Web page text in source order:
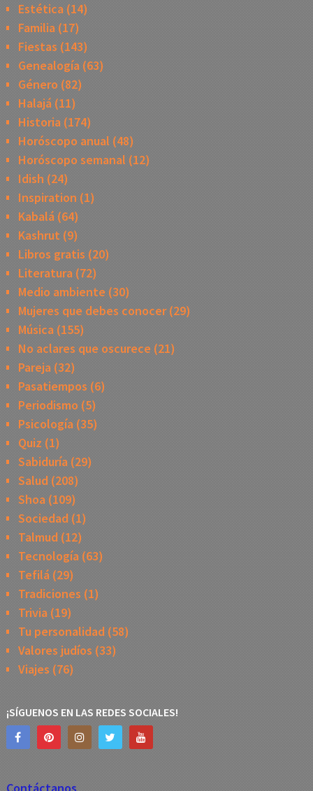
Estética(14)
Familia(17)
Fiestas (143)
Genealogía(63)
Género (82)
Halajá(11)
Historia(174)
Horóscopo anual (48)
Horóscopo semanal (12)
Idish (24)
Inspiration (1)
Kabalá(64)
Kashrut (9)
Libros gratis (20)
Literatura(72)
Medio ambiente (30)
Mujeres que debes conocer(29)
Música(155)
No aclares que oscurece (21)
Pareja(32)
Pasatiempos (6)
Periodismo (5)
Psicología(35)
Quiz (1)
Sabiduría(29)
Salud (208)
Shoa(109)
Sociedad(1)
Talmud (12)
Tecnología(63)
Tefilá(29)
Tradiciones (1)
Trivia(19)
Tu personalidad(58)
Valores judíos (33)
Viajes (76)
¡SÍGUENOS EN LAS REDES SOCIALES!